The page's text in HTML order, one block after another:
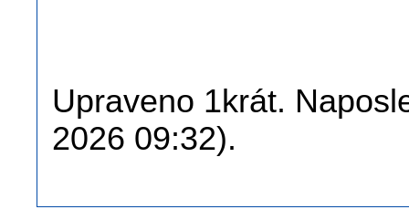
Upraveno 1krát.
2026 09:32).